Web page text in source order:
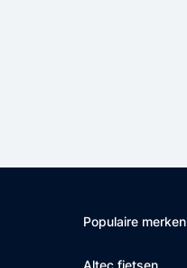
Populaire merken
Altec fietsen